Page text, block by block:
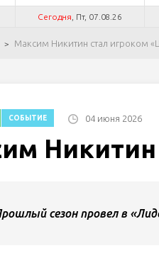
Сегодня , Пт, 07.08.26
Максим Никитин стал игроком
СОБЫТИЕ 04 июня 2026
сезон провел в